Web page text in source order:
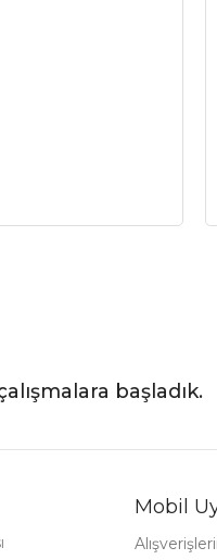
başladık.
Mobil